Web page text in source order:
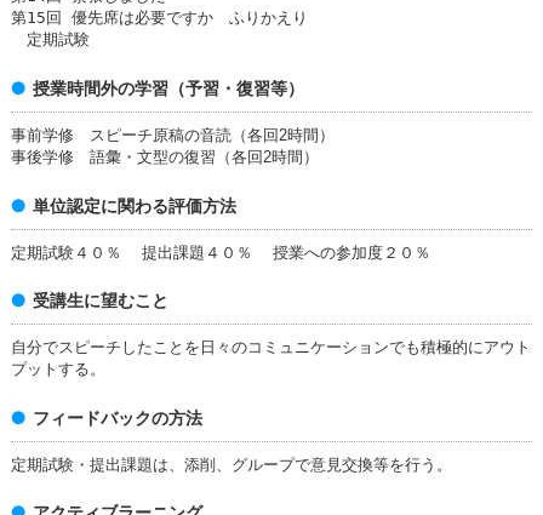
第15回 優先席は必要ですか ふりかえり
定期試験
授業時間外の学習（予習・復習等）
事前学修 スピーチ原稿の音読（各回2時間）
事後学修 語彙・文型の復習（各回2時間）
単位認定に関わる評価方法
定期試験４０％ 提出課題４０％ 授業への参加度２０％
受講生に望むこと
自分でスピーチしたことを日々のコミュニケーションでも積極的にアウト
プットする。
フィードバックの方法
定期試験・提出課題は、添削、グループで意見交換等を行う。